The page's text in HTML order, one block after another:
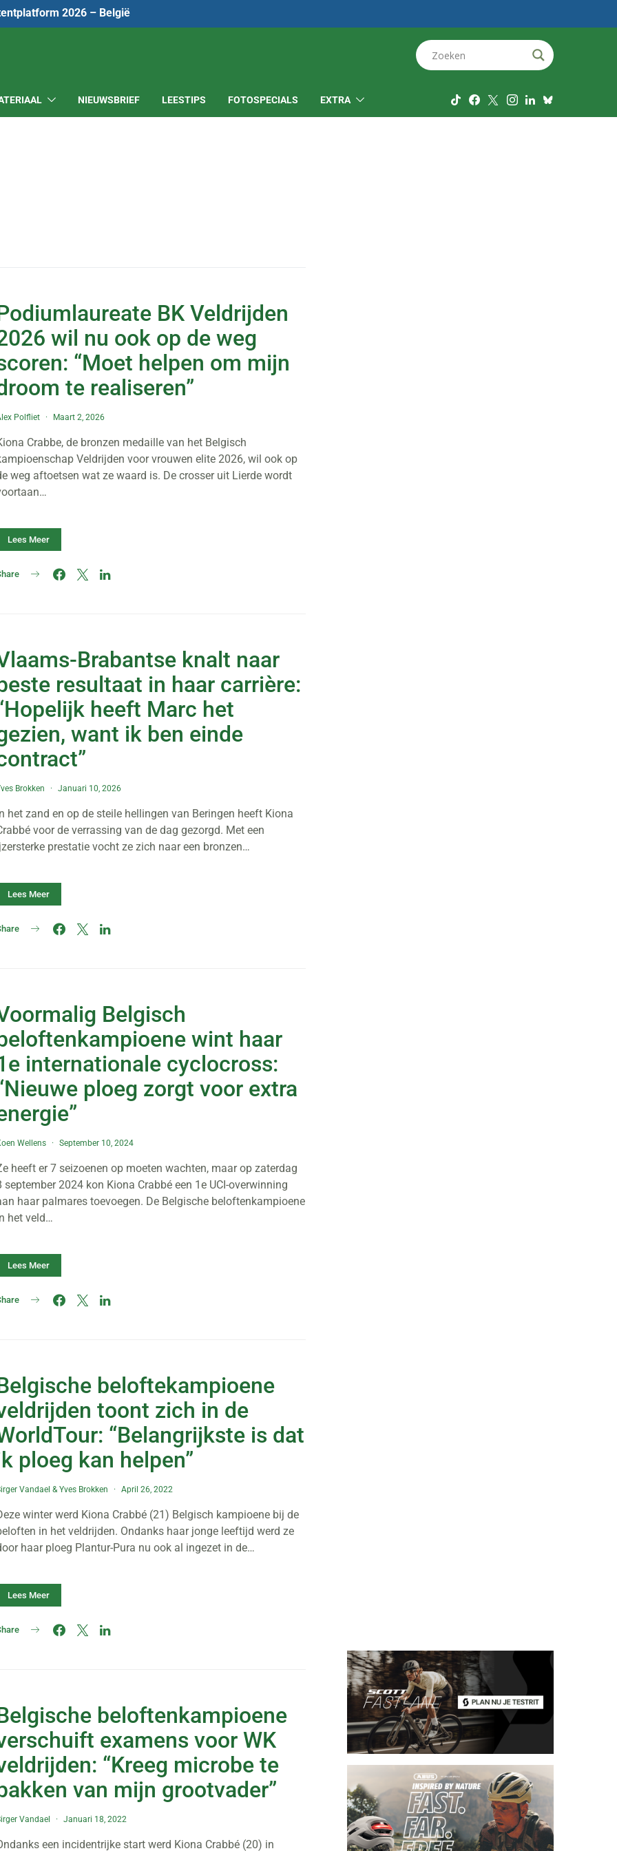
2026 – België
NIEUWSBRIEF LEESTIPS FOTOSPECIALS EXTRA
BK Veldrijden
wil nu ook op de weg
“Moet helpen om mijn
te realiseren”
Polfliet Maart 2, 2026
Crabbe, de bronzen medaille van het Belgisch
Veldrijden voor vrouwen elite 2026, wil ook op
weg aftoetsen wat ze waard is. De crosser uit Lierde wordt
Lees Meer
Brabantse knalt naar
resultaat in haar carrière:
heeft Marc het
want ik ben einde
Brokken Januari 10, 2026
het zand en op de steile hellingen van Beringen heeft Kiona
voor de verrassing van de dag gezorgd. Met een
prestatie vocht ze zich naar een bronzen…
Lees Meer
Belgisch
wint haar
internationale cyclocross:
ploeg zorgt voor extra
Wellens September 10, 2024
heeft er 7 seizoenen op moeten wachten, maar op zaterdag
september 2024 kon Kiona Crabbé een 1e UCI-overwinning
haar palmares toevoegen. De Belgische beloftenkampioene
het veld…
Lees Meer
beloftekampioene
toont zich in de
“Belangrijkste is dat
ploeg kan helpen”
Vandael &Yves Brokken April 26, 2022
winter werd Kiona Crabbé (21) Belgisch kampioene bij de
in het veldrijden. Ondanks haar jonge leeftijd werd ze
haar ploeg Plantur-Pura nu ook al ingezet in de…
Lees Meer
beloftenkampioene
examens voor WK
“Kreeg microbe te
van mijn grootvader”
Vandael Januari 18, 2022
een incidentrijke start werd Kiona Crabbé (20) in